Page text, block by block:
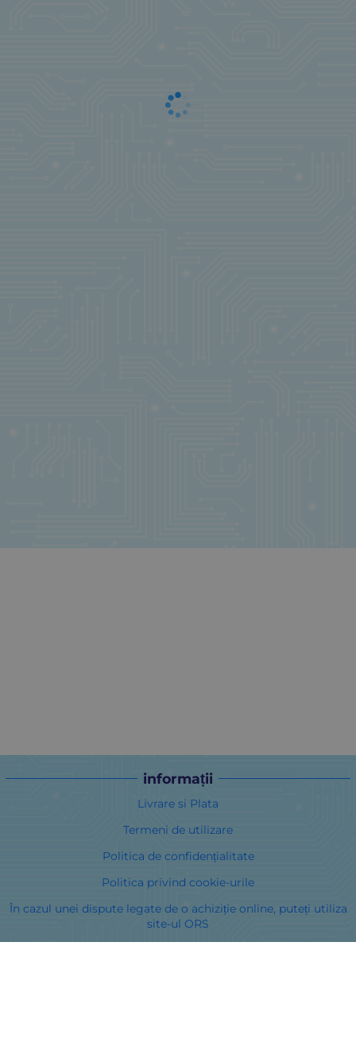
informații
Livrare si Plata
Termeni de utilizare
Politica de confidențialitate
Politica privind cookie-urile
În cazul unei dispute legate de o achiziție online, puteți utiliza
site-ul ORS